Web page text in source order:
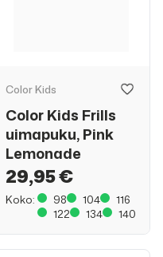
Color Kids
Color Kids Frills
uimapuku, Pink
Lemonade
29,95 €
Koko: 98 104
116
122
134 140